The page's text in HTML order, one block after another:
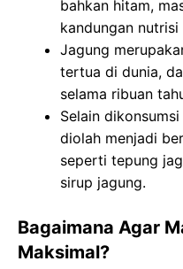
bahkan hitam,
kandungan
Jagung
tertua di dunia,
selama ribuan
Selain
diolah menjadi
seperti tepung
sirup jagung.
Bagaimana Agar
Maksimal?